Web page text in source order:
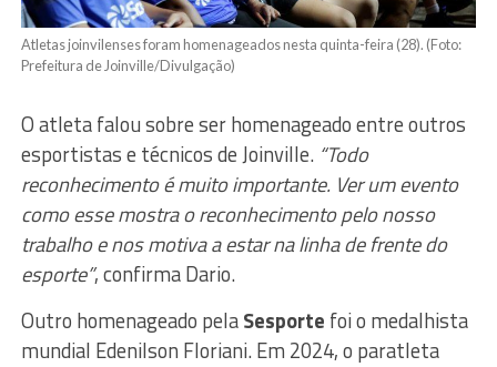
Atletas joinvilenses foram homenageados nesta quinta-feira (28). (Foto:
Prefeitura de Joinville/Divulgação)
O atleta falou sobre ser homenageado entre outros
esportistas e técnicos de Joinville. “Todo
reconhecimento é muito importante. Ver um evento
como esse mostra o reconhecimento pelo nosso
trabalho e nos motiva a estar na linha de frente do
esporte”, confirma Dario.
Outro homenageado pelaSesporte foi o medalhista
mundial Edenilson Floriani. Em 2024, o paratleta